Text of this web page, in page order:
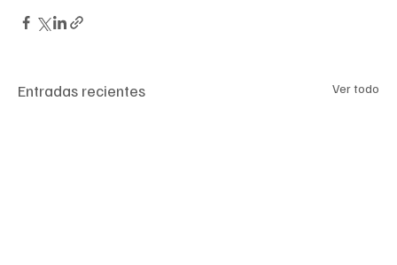
Entradas recientes Ver todo